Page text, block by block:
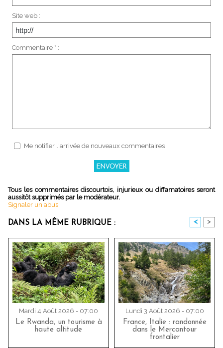
Site web :
Commentaire * :
Me notifier l'arrivée de nouveaux commentaires
Tous les commentaires discourtois, injurieux ou diffamatoires seront
aussitôt supprimés par le modérateur.
Signaler un abus
DANS LA MÊME RUBRIQUE : < >
Mardi 4 Août 2026 - 07:00
Le Rwanda, un tourisme à
haute altitude
Lundi 3 Août 2026 - 07:00
France, Italie : randonnée
dans le Mercantour
frontalier